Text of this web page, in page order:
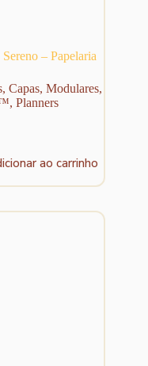
– Papelaria
, Capas, Modulares,
,Planners
ao carrinho